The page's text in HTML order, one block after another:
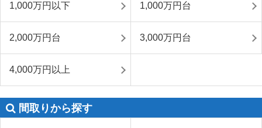
1,000万円以下 1,000万円台
2,000万円台 3,000万円台
4,000万円以上
間取りから探す